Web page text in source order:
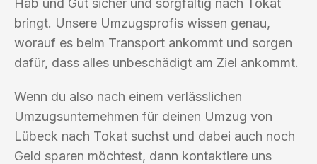
Hab und Gut sicher und sorgfältig nach Tokat
bringt. Unsere Umzugsprofis wissen genau,
worauf es beim Transport ankommt und sorgen
dafür, dass alles unbeschädigt am Ziel ankommt.
Wenn du also nach einem verlässlichen
Umzugsunternehmen für deinen Umzug von
Lübeck nach Tokat suchst und dabei auch noch
Geld sparen möchtest, dann kontaktiere uns